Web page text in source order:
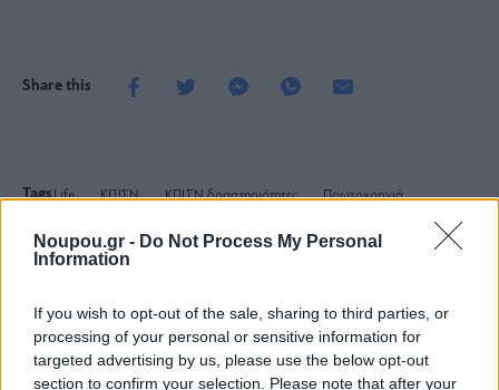
Noupou.gr - Do Not Process My Personal
Information
If you wish to opt-out of the sale, sharing to third parties, or
processing of your personal or sensitive information for
targeted advertising by us, please use the below opt-out
section to confirm your selection. Please note that after your
Share this
TagsLife ΚΠΙΣΝ ΚΠΙΣΝ δραστηριότητες Πρωτοχρονιά